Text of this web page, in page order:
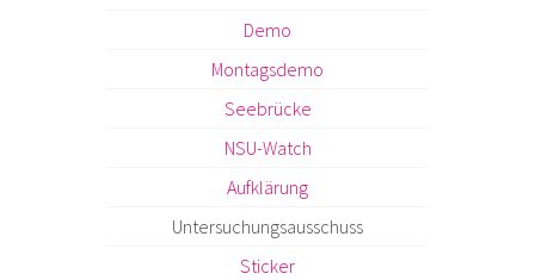
Demo
Montagsdemo
Seebrücke
NSU-Watch
Aufklärung
Untersuchungsausschuss
Sticker